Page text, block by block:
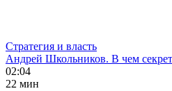
Стратегия и власть
Андрей Школьников. В чем
02:04
22 мин